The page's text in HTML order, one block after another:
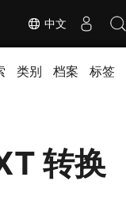
中文
类别 档案 标签
转换